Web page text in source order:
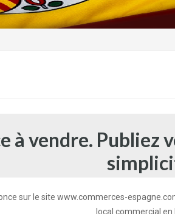
à vendre.
sur le site www.commerces-
local commercial en